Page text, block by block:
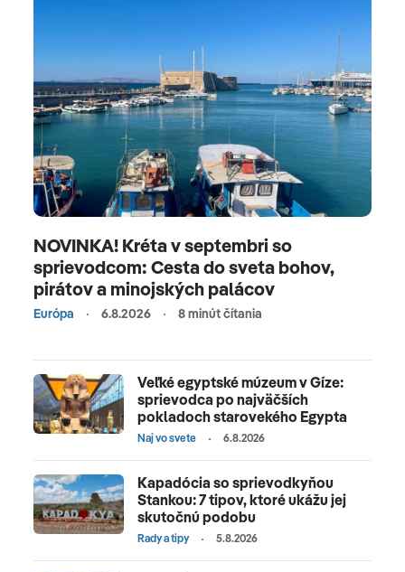
NOVINKA! Kréta v septembri so
sprievodcom: Cesta do sveta bohov,
pirátov a minojských palácov
Európa 6.8.2026 8 minút čítania
Veľké egyptské múzeum v Gíze:
sprievodca po najväčších
pokladoch starovekého Egypta
Naj vo svete 6.8.2026
Kapadócia so sprievodkyňou
Stankou: 7 tipov, ktoré ukážu jej
skutočnú podobu
Rady a tipy 5.8.2026